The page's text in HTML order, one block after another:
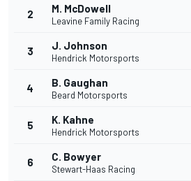
2 M. McDowell
Leavine Family Racing
3 J. Johnson
Hendrick Motorsports
4 B. Gaughan
Beard Motorsports
5 K. Kahne
Hendrick Motorsports
6 C. Bowyer
Stewart-Haas Racing